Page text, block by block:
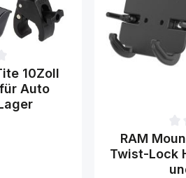
von 0 von 5 Sternen
10Zoll
Auto
RAM
Twist-Lock